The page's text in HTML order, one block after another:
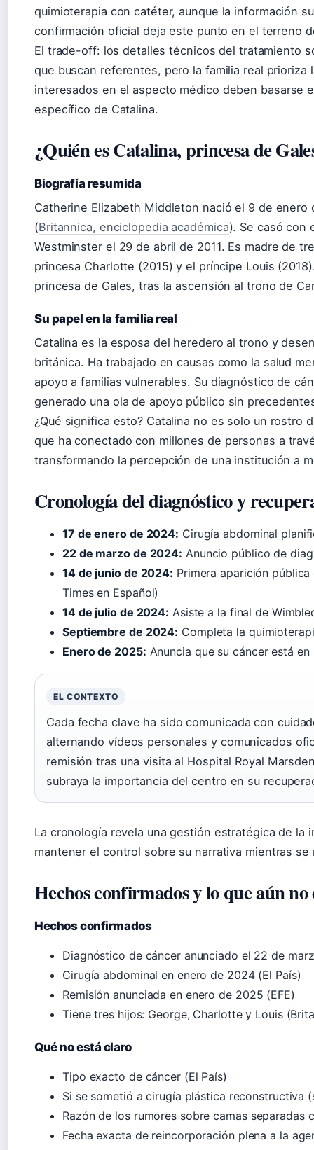
quimioterapia con catéter, aunque la información
confirmación oficial deja este punto en el terreno
El trade-off: los detalles técnicos del tratamiento
que buscan referentes, pero la familia real prioriza
interesados en el aspecto médico deben basarse
específico de Catalina.
¿Quién es Catalina, princesa de
Biografía resumida
Catherine Elizabeth Middleton nació el 9 de enero
(Britannica, enciclopedia académica). Se casó con
Westminster el 29 de abril de 2011. Es madre de
princesa Charlotte (2015) y el príncipe Louis
princesa de Gales, tras la ascensión al trono de
Su papel en la familia real
Catalina es la esposa del heredero al trono y
británica. Ha trabajado en causas como la salud
apoyo a familias vulnerables. Su diagnóstico de
generado una ola de apoyo público sin
¿Qué significa esto? Catalina no es solo un rostro
que ha conectado con millones de personas a
transformando la percepción de una institución a
Cronología del diagnóstico y
17 de enero de 2024: Cirugía abdominal
22 de marzo de 2024: Anuncio público de
14 de junio de 2024: Primera aparición
Times en Español)
14 de julio de 2024: Asiste a la final de
Septiembre de 2024: Completa la
Enero de 2025: Anuncia que su cáncer está en
EL CONTEXTO
Cada fecha clave ha sido comunicada con
alternando vídeos personales y comunicados
remisión tras una visita al Hospital Royal
subraya la importancia del centro en su
La cronología revela una gestión estratégica de la
mantener el control sobre su narrativa mientras se
Hechos confirmados y lo que aún no
Hechos confirmados
Diagnóstico de cáncer anunciado el 22 de
Cirugía abdominal en enero de 2024 (El País)
Remisión anunciada en enero de 2025 (EFE)
Tiene tres hijos: George, Charlotte y Louis
Qué no está claro
Tipo exacto de cáncer (El País)
Si se sometió a cirugía plástica reconstructiva
Razón de los rumores sobre camas
Fecha exacta de reincorporación plena a la